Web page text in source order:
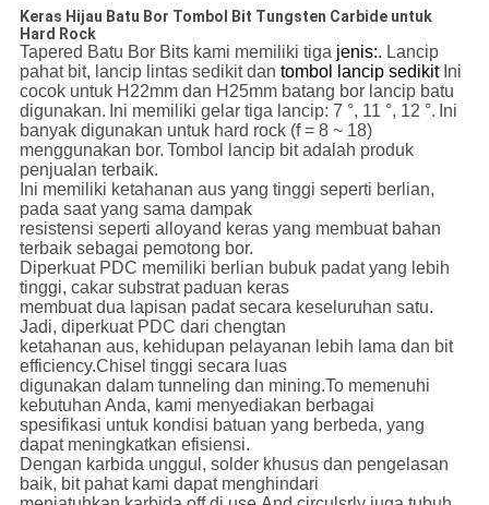
Keras Hijau Batu Bor Tombol Bit Tungsten Carbide untuk
Hard Rock
Tapered Batu Bor Bits kami memiliki tiga jenis:. Lancip
pahat bit, lancip lintas sedikit dan tombol lancip sedikitIni
cocok untuk H22mm dan H25mm batang bor lancip batu
digunakan. Ini memiliki gelar tiga lancip: 7 °, 11 °, 12 °. Ini
banyak digunakan untuk hard rock (f = 8 ~ 18)
menggunakan bor. Tombol lancip bit adalah produk
penjualan terbaik.
Ini memiliki ketahanan aus yang tinggi seperti berlian,
pada saat yang sama dampak
resistensi seperti alloyand keras yang membuat bahan
terbaik sebagai pemotong bor.
Diperkuat PDC memiliki berlian bubuk padat yang lebih
tinggi, cakar substrat paduan keras
membuat dua lapisan padat secara keseluruhan satu.
Jadi, diperkuat PDC dari chengtan
ketahanan aus, kehidupan pelayanan lebih lama dan bit
efficiency.Chisel tinggi secara luas
digunakan dalam tunneling dan mining.To memenuhi
kebutuhan Anda, kami menyediakan berbagai
spesifikasi untuk kondisi batuan yang berbeda, yang
dapat meningkatkan efisiensi.
Dengan karbida unggul, solder khusus dan pengelasan
baik, bit pahat kami dapat menghindari